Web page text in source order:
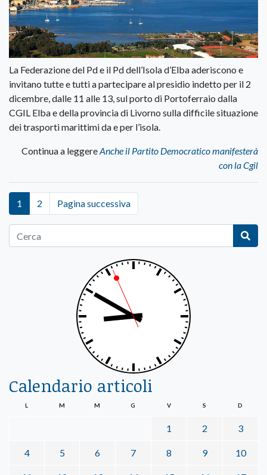
La Federazione del Pd e il Pd dell’Isola d’Elba aderiscono e
invitano tutte e tutti a partecipare al presidio indetto per il 2
dicembre, dalle 11 alle 13, sul porto di Portoferraio dalla
CGIL Elba e della provincia di Livorno sulla difficile situazione
dei trasporti marittimi da e per l’isola.
Continua a leggereAnche il Partito Democratico manifesterà
con la Cgil
1 2 Pagina successiva
Calendario articoli
L M M G V S D
1 2 3
4 5 6 7 8 9 10